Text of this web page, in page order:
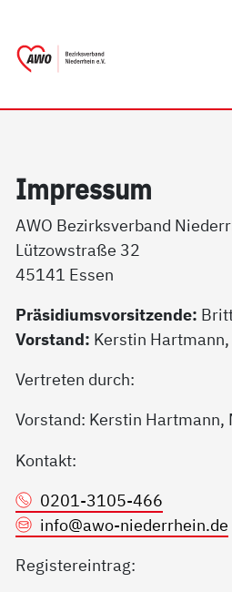
Im­pres­sum
AWO Bezirksverband
Lützowstraße 32
45141 Essen
Präsidiumsvorsitzende:
Vorstand: Kerstin
Vertreten durch:
Vorstand: Kerstin Hartmann,
Kontakt:
0201-3105-466
info@awo-niederrhein.de
Registereintrag: